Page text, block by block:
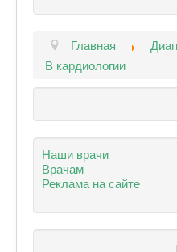
Главная
В кардиологии
Наши врачи
Врачам
Реклама на сайте